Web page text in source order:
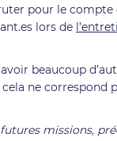
pour le
lors de
beaucoup
ne correspond
missions,